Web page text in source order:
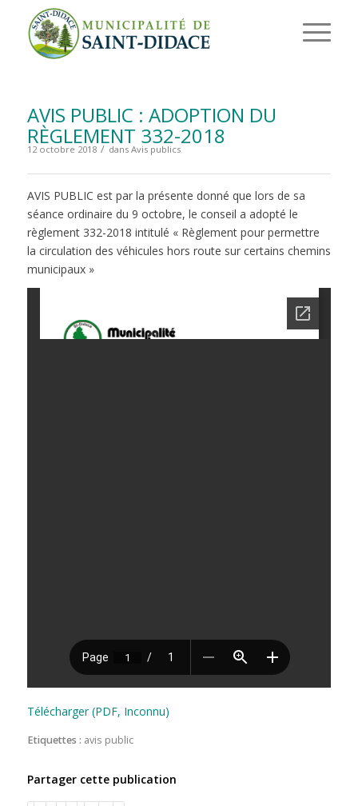
AVIS PUBLIC : ADOPTION DU
RÈGLEMENT 332-2018
12 octobre 2018 / dans Avis publics
AVIS PUBLIC est par la présente donné que lors de sa
séance ordinaire du 9 octobre, le conseil a adopté le
règlement 332-2018 intitulé « Règlement pour permettre
la circulation des véhicules hors route sur certains chemins
municipaux »
Télécharger (PDF, Inconnu)
Etiquettes : avis public
Partager cette publication